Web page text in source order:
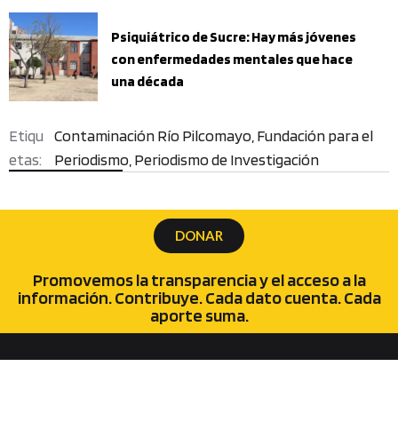
Psiquiátrico de Sucre: Hay más jóvenes
con enfermedades mentales que hace
una década
Contaminación Río Pilcomayo,Fundación para el
Periodismo,Periodismo de Investigación
Promovemos la transparencia y el acceso a la
información. Contribuye. Cada dato cuenta. Cada
aporte suma.
DONAR